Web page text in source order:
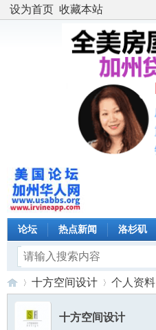
设为首页 收藏本站
论坛 热点新闻 洛杉矶
十方空间设计 个人资料
十方空间设计